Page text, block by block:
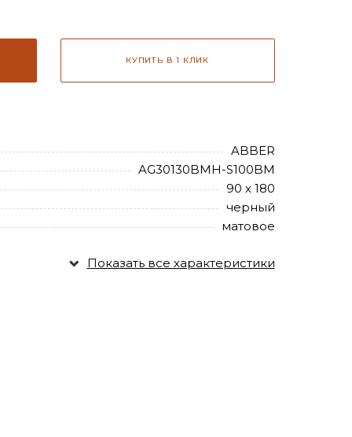
КУПИТЬ В 1 КЛИК
ABBER
AG30130BMH-S100BM
90 х 180
черный
матовое
Показать все характеристики